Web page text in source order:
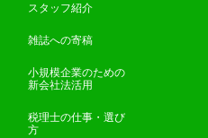
スタッフ紹介
雑誌への寄稿
小規模企業のための
新会社法活用
税理士の仕事・選び
方